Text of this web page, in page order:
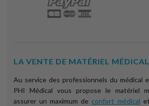
LA VENTE DE MATÉRIEL MÉDICAL
Au service des professionnels du médical
PHI Médical vous propose le matériel
assurer un maximum de confort médical